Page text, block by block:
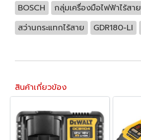
BOSCH
กลุ่มเครื่องมือไฟฟ้าไร้สาย
สว่านกระแทกไร้สาย
GDR180-LI
สินค้าเกี่ยวข้อง